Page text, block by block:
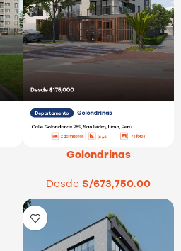
Golondrinas
Desde S/673,750.00